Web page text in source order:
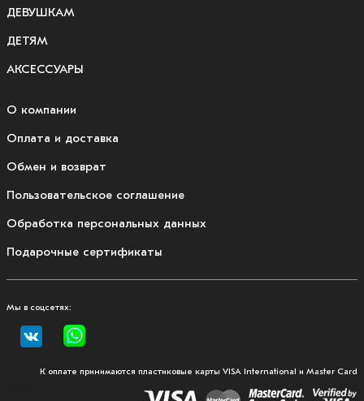
ДЕВУШКАМ
ДЕТЯМ
АКСЕССУАРЫ
О компании
Оплата и доставка
Обмен и возврат
Пользовательское соглашение
Обработка персональных данных
Подарочные сертификаты
Мы в соцсетях:
К оплате принимаются пластиковые карты VISA International и Master Card